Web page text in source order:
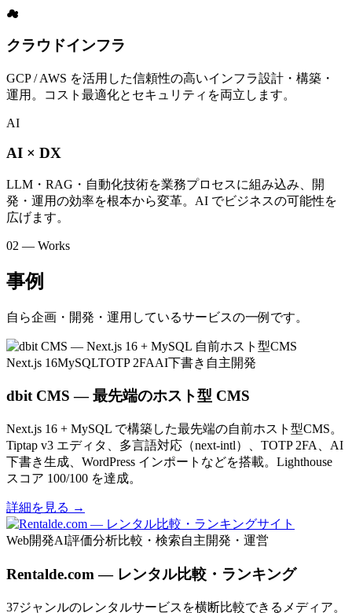
☁
クラウドインフラ
GCP / AWS を活用した信頼性の高いインフラ設計・構築・
運用。コスト最適化とセキュリティを両立します。
AI
AI × DX
LLM・RAG・自動化技術を業務プロセスに組み込み、開
発・運用の効率を根本から変革。AI でビジネスの可能性を
広げます。
02 — Works
事例
自ら企画・開発・運用しているサービスの一例です。
Next.js 16MySQLTOTP 2FAAI下書き 自主開発
dbit CMS — 最先端のホスト型 CMS
Next.js 16 + MySQL で構築した最先端の自前ホスト型CMS。
Tiptap v3 エディタ、多言語対応（next-intl）、TOTP 2FA、AI
下書き生成、WordPress インポートなどを搭載。Lighthouse
スコア 100/100 を達成。
詳細を見る →
Web開発AI評価分析比較・検索自主開発・運営
Rentalde.com — レンタル比較・ランキング
37ジャンルのレンタルサービスを横断比較できるメディア。